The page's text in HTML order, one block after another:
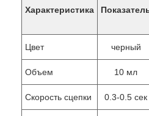
Характеристика
Цвет черный
Объем 10 мл
Скорость сцепки 0.3-0.5 сек